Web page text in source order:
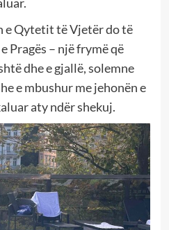
e Qytetit të Vjetër do të
Pragës – një frymë që
dhe e gjallë, solemne
e mbushur me jehonën e
aty ndër shekuj.